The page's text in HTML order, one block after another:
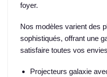
foyer.
Nos modèles varient des
sophistiqués, offrant une
satisfaire toutes vos
Projecteurs galaxie